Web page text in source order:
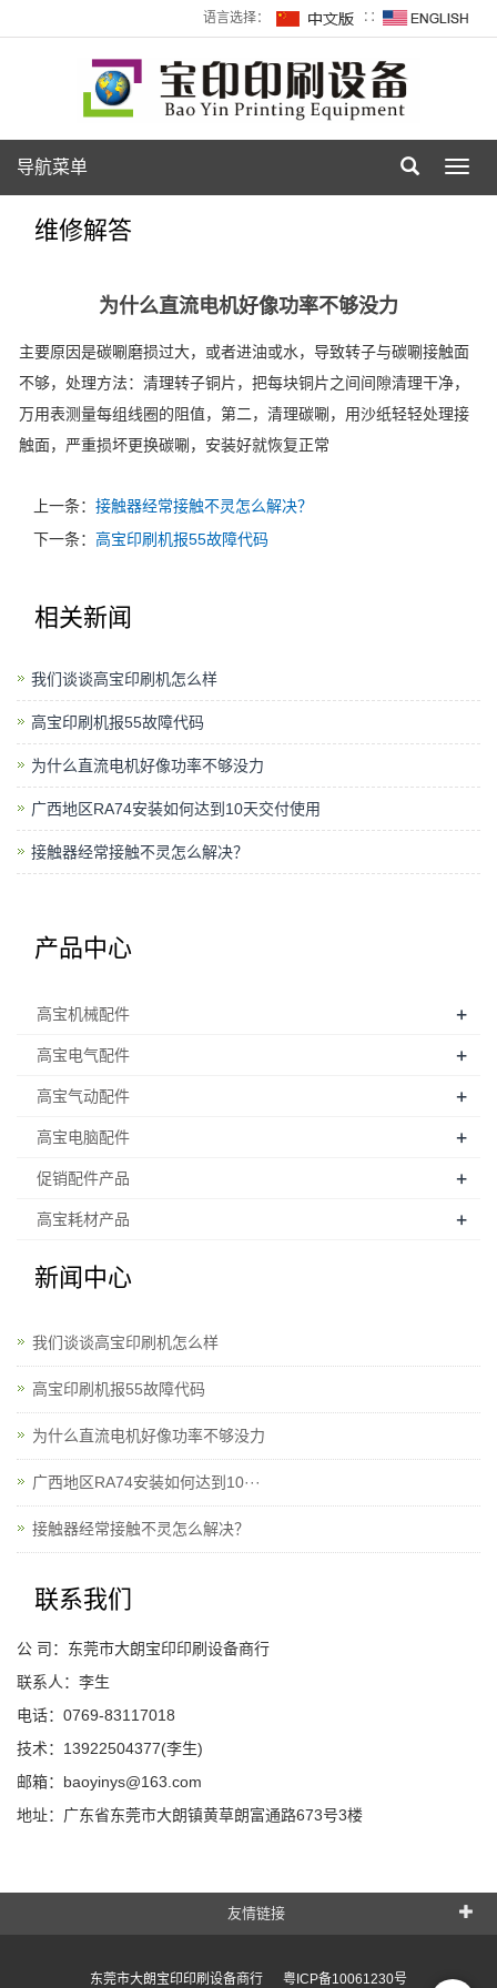
语言选择： ∷
导航菜单
维修解答
为什么直流电机好像功率不够没力
主要原因是碳唰磨损过大，或者进油或水，导致转子与碳唰接触面
不够，处理方法：清理转子铜片，把每块铜片之间间隙清理干净，
万用表测量每组线圈的阻值，第二，清理碳唰，用沙纸轻轻处理接
触面，严重损坏更换碳唰，安装好就恢复正常
上一条： 接触器经常接触不灵怎么解决？
下一条： 高宝印刷机报55故障代码
相关新闻
我们谈谈高宝印刷机怎么样
高宝印刷机报55故障代码
为什么直流电机好像功率不够没力
广西地区RA74安装如何达到10天交付使用
接触器经常接触不灵怎么解决？
产品中心
高宝机械配件 +
高宝电气配件 +
高宝气动配件 +
高宝电脑配件 +
促销配件产品 +
高宝耗材产品 +
新闻中心
我们谈谈高宝印刷机怎么样
高宝印刷机报55故障代码
为什么直流电机好像功率不够没力
广西地区RA74安装如何达到10···
接触器经常接触不灵怎么解决？
联系我们
公 司：东莞市大朗宝印印刷设备商行
联系人：李生
电话：0769-83117018
技术：13922504377(李生)
邮箱：baoyinys@163.com
地址：广东省东莞市大朗镇黄草朗富通路673号3楼
友情链接
东莞市大朗宝印印刷设备商行 粤ICP备10061230号